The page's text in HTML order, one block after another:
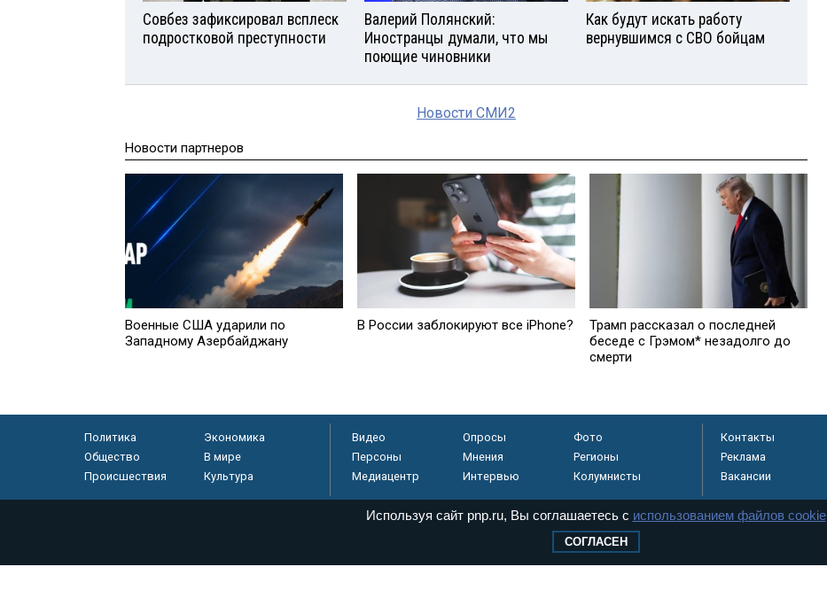
Совбез зафиксировал всплеск
подростковой преступности
Валерий Полянский:
Иностранцы думали, что мы
поющие чиновники
Как будут искать работу
вернувшимся с СВО бойцам
Новости СМИ2
Новости партнеров
Военные США ударили по
Западному Азербайджану
В России заблокируют все iPhone?
Трамп рассказал о последней
беседе с Грэмом* незадолго до
смерти
Политика
Экономика
Общество
В мире
Происшествия
Культура
Видео Опросы
Фото
Персоны
Мнения
Регионы
Медиацентр
Интервью Колумнисты
Контакты
Реклама
Вакансии
Федеральной службе по надзору в сфере связи, информационных технологий и
Используя сайт pnp.ru, Вы соглашаетесь с использованием файлов cookie
СОГЛАСЕН